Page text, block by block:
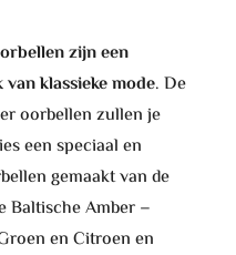
zijn een
klassieke mode. De
oorbellen zullen je
een speciaal en
gemaakt van de
Baltische Amber –
en Citroen en